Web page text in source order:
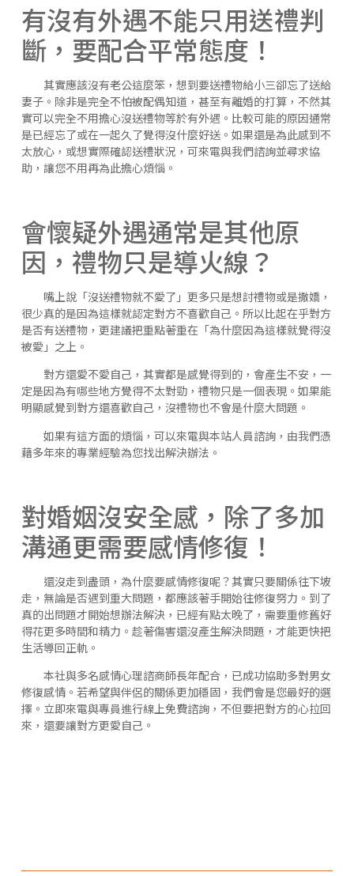
有沒有外遇不能只用送禮判
斷，要配合平常態度！
其實應該沒有老公這麼笨，想到要送禮物給小三卻忘了送給
妻子。除非是完全不怕被配偶知道，甚至有離婚的打算，不然其
實可以完全不用擔心沒送禮物等於有外遇。比較可能的原因通常
是已經忘了或在一起久了覺得沒什麼好送。如果還是為此感到不
太放心，或想實際確認送禮狀況，可來電與我們諮詢並尋求協
助，讓您不用再為此擔心煩惱。
會懷疑外遇通常是其他原
因，禮物只是導火線？
嘴上說「沒送禮物就不愛了」更多只是想討禮物或是撒嬌，
很少真的是因為這樣就認定對方不喜歡自己。所以比起在乎對方
是否有送禮物，更建議把重點著重在「為什麼因為這樣就覺得沒
被愛」之上。
對方還愛不愛自己，其實都是感覺得到的，會產生不安，一
定是因為有哪些地方覺得不太對勁，禮物只是一個表現。如果能
明顯感覺到對方還喜歡自己，沒禮物也不會是什麼大問題。
如果有這方面的煩惱，可以來電與本站人員諮詢，由我們憑
藉多年來的專業經驗為您找出解決辦法。
對婚姻沒安全感，除了多加
溝通更需要感情修復！
還沒走到盡頭，為什麼要感情修復呢？其實只要關係往下坡
走，無論是否遇到重大問題，都應該著手開始往修復努力。到了
真的出問題才開始想辦法解決，已經有點太晚了，需要重修舊好
得花更多時間和精力。趁著傷害還沒產生解決問題，才能更快把
生活導回正軌。
本社與多名感情心理諮商師長年配合，已成功協助多對男女
修復感情。若希望與伴侶的關係更加穩固，我們會是您最好的選
擇。立即來電與專員進行線上免費諮詢，不但要把對方的心拉回
來，還要讓對方更愛自己。